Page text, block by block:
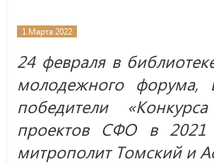
1 Марта 2022
24 февраля в
молодежного форума,
победители
проектов СФО в 2021
митрополит Томский и